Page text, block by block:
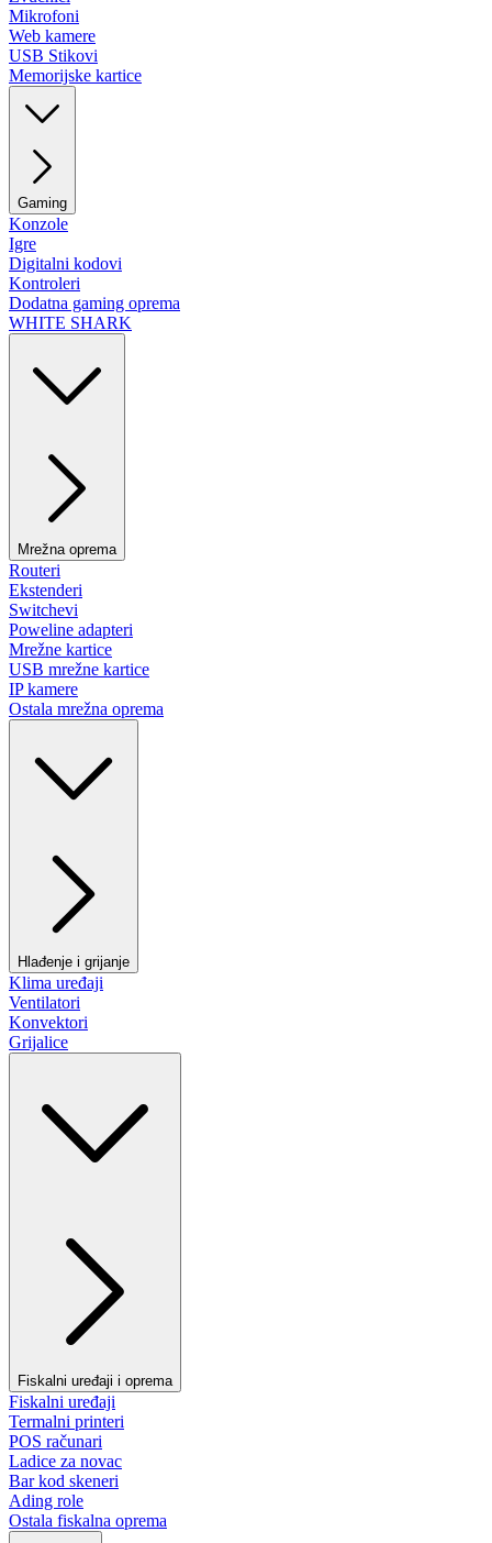
Mikrofoni
Web kamere
USB Stikovi
Memorijske kartice
Gaming
Konzole
Igre
Digitalni kodovi
Kontroleri
Dodatna gaming oprema
WHITE SHARK
Mrežna oprema
Routeri
Ekstenderi
Switchevi
Poweline adapteri
Mrežne kartice
USB mrežne kartice
IP kamere
Ostala mrežna oprema
Hlađenje i grijanje
Klima uređaji
Ventilatori
Konvektori
Grijalice
Fiskalni uređaji i oprema
Fiskalni uređaji
Termalni printeri
POS računari
Ladice za novac
Bar kod skeneri
Ading role
Ostala fiskalna oprema